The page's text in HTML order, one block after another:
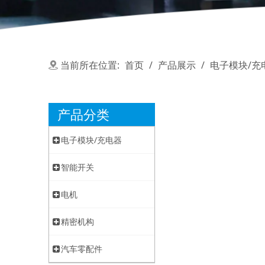
当前所在位置: 首页 / 产品展示 / 电子模块/充
产品分类
电子模块/充电器
智能开关
电机
精密机构
汽车零配件